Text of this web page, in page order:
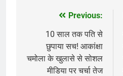
navigation
Previous:
10 साल तक पति से
छुपाया सच! आकांक्षा
चमोला के खुलासे से सोशल
मीडिया पर चर्चा तेज